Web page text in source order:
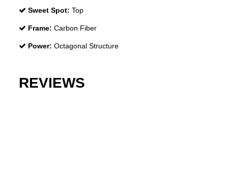
Sweet Spot: Top
Frame: Carbon Fiber
Power: Octagonal Structure
REVIEWS